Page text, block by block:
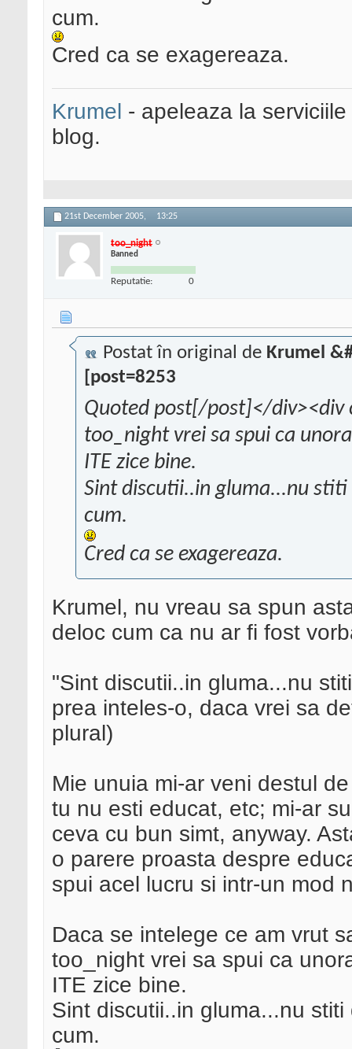
cum.
Cred ca se exagereaza.
Krumel - apeleaza la
blog.
21st December 2005, 13:25
too_night
Banned
Reputatie: 0
Postat în original de Krumel
[post=8253
Quoted post[/post]</div><div
too_night vrei sa spui ca
ITE zice bine.
Sint discutii..in gluma...nu
cum.
Cred ca se exagereaza.
Krumel, nu vreau sa spun
deloc cum ca nu ar fi fost
"Sint discutii..in gluma...nu
prea inteles-o, daca vrei sa
plural)
Mie unuia mi-ar veni destul
tu nu esti educat, etc; mi-ar
ceva cu bun simt, anyway.
o parere proasta despre
spui acel lucru si intr-un mod
Daca se intelege ce am vrut
too_night vrei sa spui ca
ITE zice bine.
Sint discutii..in gluma...nu
cum.